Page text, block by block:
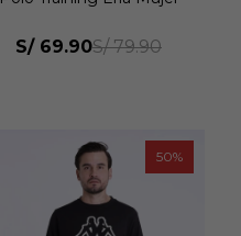
S/ 69.90S/ 79.90
50